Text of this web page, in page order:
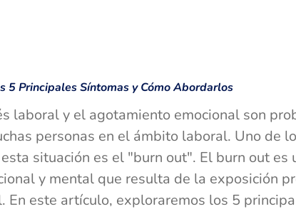
5 Principales Síntomas y Cómo Abordarlos
laboral y el agotamiento emocional son
personas en el ámbito laboral. Uno de
situación es el "burn out". El burn out es
y mental que resulta de la exposición
En este artículo, exploraremos los 5